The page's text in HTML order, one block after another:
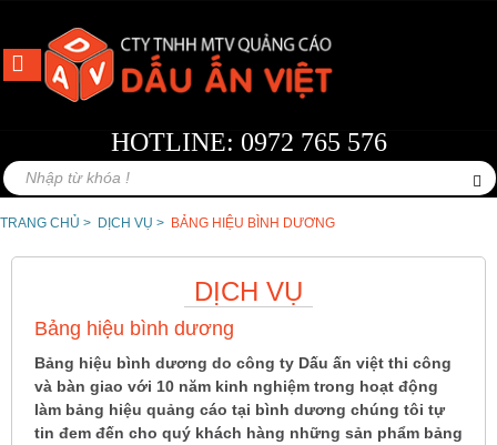
HOTLINE: 0972 765 576
TRANG CHỦ > DỊCH VỤ > BẢNG HIỆU BÌNH DƯƠNG
DỊCH VỤ
Bảng hiệu bình dương
Bảng hiệu bình dương do công ty Dấu ấn việt thi công
và bàn giao với 10 năm kinh nghiệm trong hoạt động
làm bảng hiệu quảng cáo tại bình dương chúng tôi tự
tin đem đến cho quý khách hàng những sản phẩm bảng